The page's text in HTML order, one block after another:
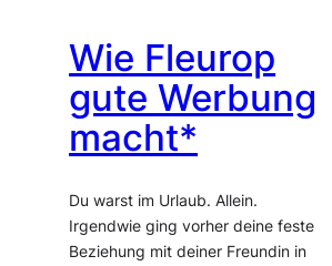
Wie Fleurop
gute Werbung
macht*
Du warst im Urlaub. Allein.
Irgendwie ging vorher deine feste
Beziehung mit deiner Freundin in